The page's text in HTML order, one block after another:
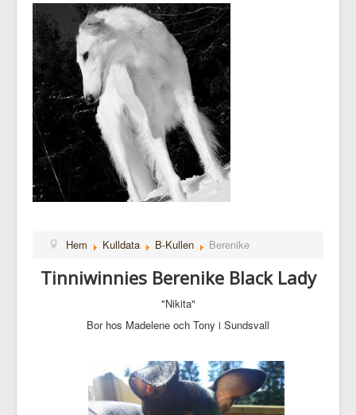
Hem Kulldata B-Kullen Berenike
Tinniwinnies Berenike Black Lady
"Nikita"
Bor hos Madelene och Tony i Sundsvall